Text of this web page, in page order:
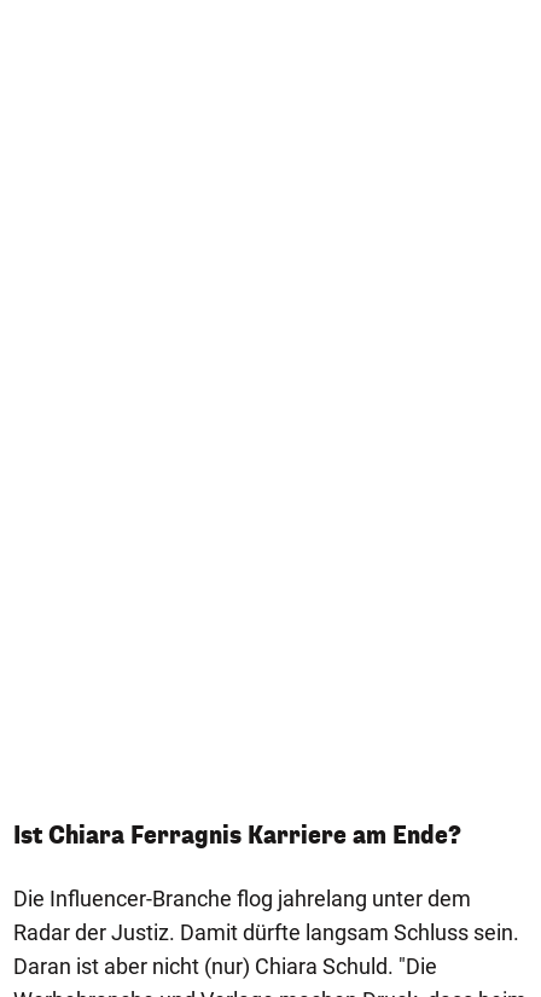
Ist Chiara Ferragnis Karriere am Ende?
Die Influencer-Branche flog jahrelang unter dem
Radar der Justiz. Damit dürfte langsam Schluss sein.
Daran ist aber nicht (nur) Chiara Schuld. "Die